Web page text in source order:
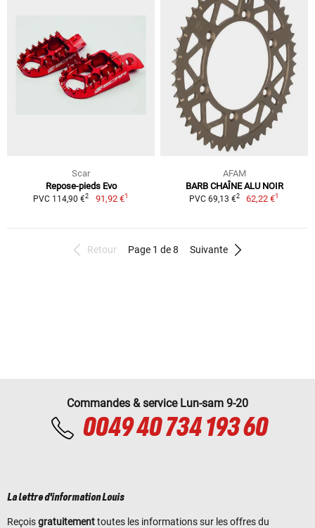
Scar
Repose-pieds Evo
PVC 114,90 €2 91,92 €1
AFAM
BARB CHAÎNE ALU NOIR
PVC 69,13 €2 62,22 €1
Retour Page 1 de 8 Suivante
Commandes & service Lun-sam 9-20
0049 40 734 193 60
La lettre d'information Louis
Reçoisgratuitementtoutes les informations sur les offres du